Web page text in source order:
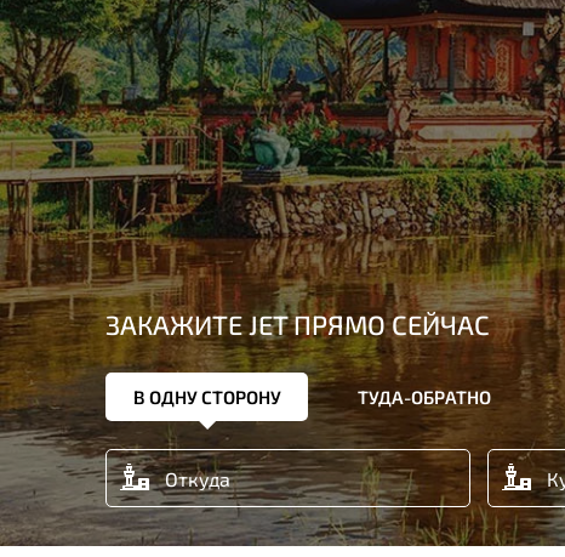
ЗАКАЖИТЕ JET ПРЯМО СЕЙЧАС
В ОДНУ СТОРОНУ ТУДА-ОБРАТНО